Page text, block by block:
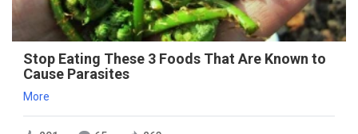
Stop Eating These 3 Foods That Are Known to
Cause Parasites
More